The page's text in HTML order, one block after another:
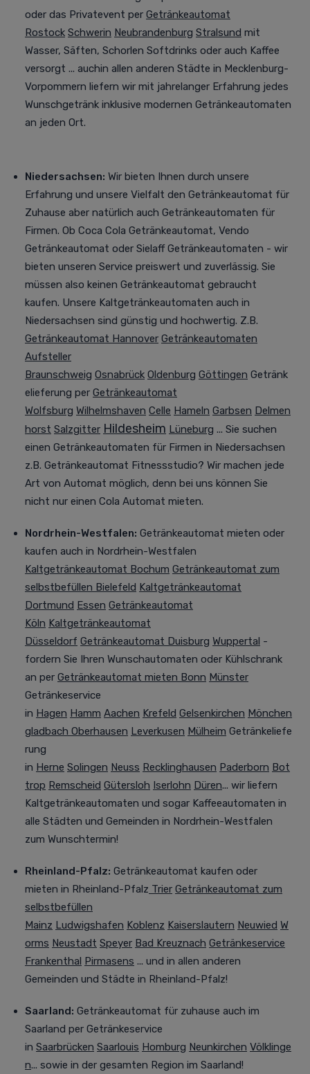
oder das Privatevent per Getränkeautomat
Rostock Schwerin Neubrandenburg Stralsund mit
Wasser, Säften, Schorlen Softdrinks oder auch Kaffee
versorgt ... auchin allen anderen Städte in Mecklenburg-
Vorpommern liefern wir mit jahrelanger Erfahrung jedes
Wunschgetränk inklusive modernen Getränkeautomaten
an jeden Ort.
Niedersachsen: Wir bieten Ihnen durch unsere
Erfahrung und unsere Vielfalt den Getränkeautomat für
Zuhause aber natürlich auch Getränkeautomaten für
Firmen. Ob Coca Cola Getränkeautomat, Vendo
Getränkeautomat oder Sielaff Getränkeautomaten - wir
bieten unseren Service preiswert und zuverlässig. Sie
müssen also keinen Getränkeautomat gebraucht
kaufen. Unsere Kaltgetränkeautomaten auch in
Niedersachsen sind günstig und hochwertig. Z.B.
Getränkeautomat Hannover Getränkeautomaten
Aufsteller
Braunschweig Osnabrück Oldenburg Göttingen Getränk
elieferung per Getränkeautomat
Wolfsburg Wilhelmshaven Celle Hameln Garbsen Delmen
horst Salzgitter Hildesheim Lüneburg ... Sie suchen
einen Getränkeautomaten für Firmen in Niedersachsen
z.B. Getränkeautomat Fitnessstudio? Wir machen jede
Art von Automat möglich, denn bei uns können Sie
nicht nur einen Cola Automat mieten.
Nordrhein-Westfalen: Getränkeautomat mieten oder
kaufen auch in Nordrhein-Westfalen
Kaltgetränkeautomat Bochum Getränkeautomat zum
selbstbefüllen Bielefeld Kaltgetränkeautomat
Dortmund Essen Getränkeautomat
Köln Kaltgetränkeautomat
Düsseldorf Getränkeautomat Duisburg Wuppertal -
fordern Sie Ihren Wunschautomaten oder Kühlschrank
an per Getränkeautomat mieten Bonn Münster
Getränkeservice
in Hagen Hamm Aachen Krefeld Gelsenkirchen Mönchen
gladbach Oberhausen Leverkusen Mülheim Getränkeliefe
rung
in Herne Solingen Neuss Recklinghausen Paderborn Bot
trop Remscheid Gütersloh Iserlohn Düren... wir liefern
Kaltgetränkeautomaten und sogar Kaffeeautomaten in
alle Städten und Gemeinden in Nordrhein-Westfalen
zum Wunschtermin!
Rheinland-Pfalz: Getränkeautomat kaufen oder
mieten in Rheinland-Pfalz Trier Getränkeautomat zum
selbstbefüllen
Mainz Ludwigshafen Koblenz Kaiserslautern Neuwied W
orms Neustadt Speyer Bad Kreuznach Getränkeservice
Frankenthal Pirmasens ... und in allen anderen
Gemeinden und Städte in Rheinland-Pfalz!
Saarland: Getränkeautomat für zuhause auch im
Saarland per Getränkeservice
in Saarbrücken Saarlouis Homburg Neunkirchen Völklinge
n... sowie in der gesamten Region im Saarland!